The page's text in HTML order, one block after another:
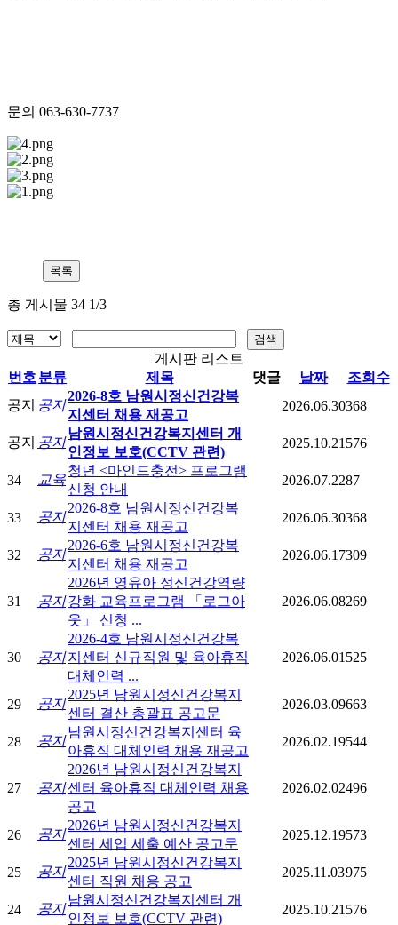
문의 063-630-7737
총 게시물 34 1/3
게시판 리스트
번호 분류 제목 댓글 날짜
조회수
공지 공지
2026-8호 남원시정신건강복
지센터 채용 재공고
2026.06.30368
공지 공지
남원시정신건강복지센터 개
인정보 보호(CCTV 관련)
2025.10.21 576
34 교육
청년 <마인드충전> 프로그램
신청 안내
2026.07.2287
33 공지
2026-8호 남원시정신건강복
지센터 채용 재공고
2026.06.30368
32 공지
2026-6호 남원시정신건강복
지센터 채용 재공고
2026.06.17309
31 공지
2026년 영유아 정신건강역량
강화 교육프로그램 「로그아
웃」 신청 ...
2026.06.08269
30 공지
2026-4호 남원시정신건강복
지센터 신규직원 및 육아휴직
대체인력 ...
2026.06.01 525
29 공지
2025년 남원시정신건강복지
센터 결산 총괄표 공고문
2026.03.09663
28 공지
남원시정신건강복지센터 육
아휴직 대체인력 채용 재공고
2026.02.19544
27 공지
2026년 남원시정신건강복지
센터 육아휴직 대체인력 채용
공고
2026.02.02496
26 공지
2026년 남원시정신건강복지
센터 세입 세출 예산 공고문
2025.12.19573
25 공지
2025년 남원시정신건강복지
센터 직원 채용 공고
2025.11.03975
24 공지
남원시정신건강복지센터 개
인정보 보호(CCTV 관련)
2025.10.21 576